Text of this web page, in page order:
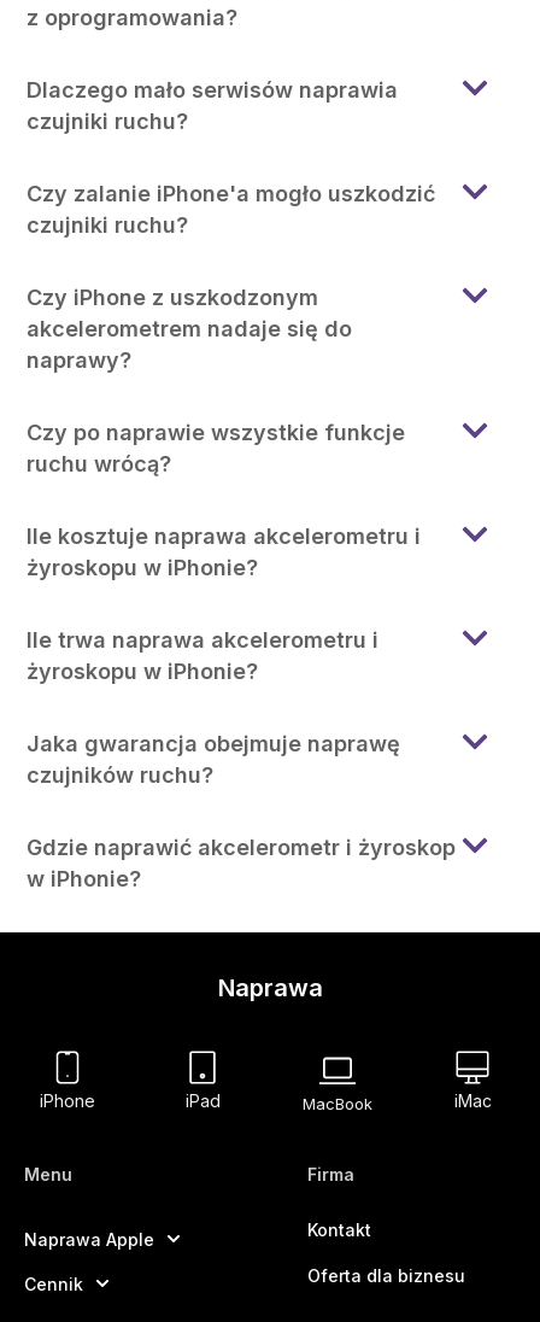
z oprogramowania?
Dlaczego mało serwisów naprawia
czujniki ruchu?
Czy zalanie iPhone'a mogło uszkodzić
czujniki ruchu?
Czy iPhone z uszkodzonym
akcelerometrem nadaje się do
naprawy?
Czy po naprawie wszystkie funkcje
ruchu wrócą?
Ile kosztuje naprawa akcelerometru i
żyroskopu w iPhonie?
Ile trwa naprawa akcelerometru i
żyroskopu w iPhonie?
Jaka gwarancja obejmuje naprawę
czujników ruchu?
Gdzie naprawić akcelerometr i żyroskop
w iPhonie?
Naprawa
iPhone iPad MacBook iMac
Menu
Naprawa Apple
Cennik
Firma
Kontakt
Oferta dla biznesu